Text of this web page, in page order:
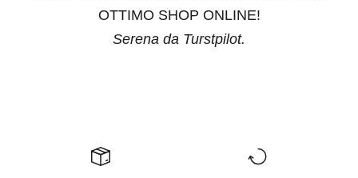
OTTIMO SHOP ONLINE!
Serena da Turstpilot.